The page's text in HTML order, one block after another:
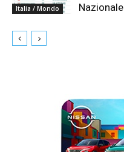
Italia / Mondo
Nazionale